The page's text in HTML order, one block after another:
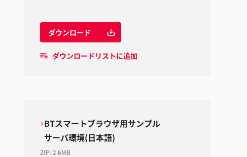
ダウンロード
ダウンロードリストに追加
BTスマートブラウザ用サンプル
サーバ環境(日本語)
ZIP:2.6MB